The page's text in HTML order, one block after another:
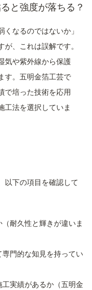
と強度が落ちる？
くなるのではないか」
、これは誤解です。
気や紫外線から保護
す。五明金箔工芸で
で培った技術を応用
工法を選択していま
以下の項目を確認して
耐久性と輝きが違いま
門的な知見を持ってい
実績があるか（五明金